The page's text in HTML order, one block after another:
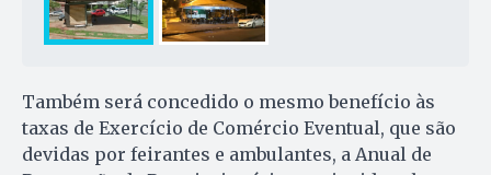
Também será concedido o mesmo benefício às
taxas de Exercício de Comércio Eventual, que são
devidas por feirantes e ambulantes, a Anual de